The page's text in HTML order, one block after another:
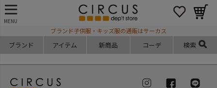
MENU
ブランド子供服・キッズ服の通販はサーカス
ブランド アイテム 新商品 コーデ 検索